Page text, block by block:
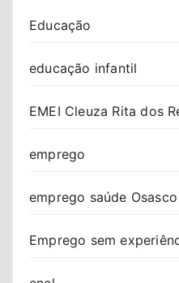
Educação
educação infantil
EMEI Cleuza Rita dos
emprego
emprego saúde Osasco
Emprego sem